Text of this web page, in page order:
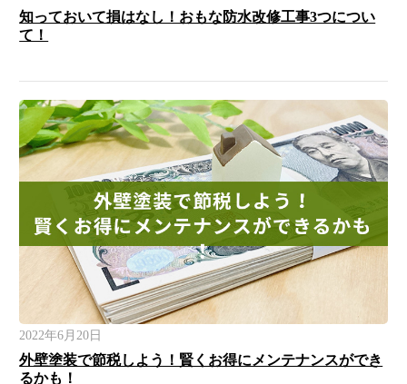
知っておいて損はなし！おもな防水改修工事3つについ
て！
2022年6月20日
外壁塗装で節税しよう！賢くお得にメンテナンスができ
るかも！